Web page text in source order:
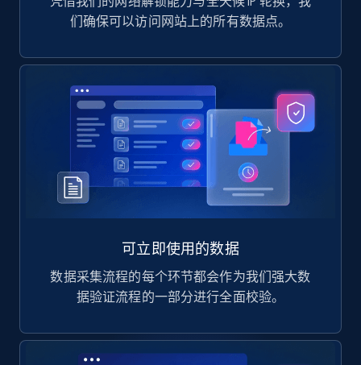
们确保可以访问网站上的所有数据点。
可立即使用的数据
数据采集流程的每个环节都会作为我们强大数
据验证流程的一部分进行全面校验。